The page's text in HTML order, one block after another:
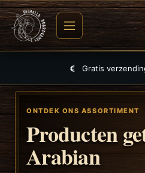
Gratis
ONTDEK ONS ASSORTIMENT
Producten
Arabian